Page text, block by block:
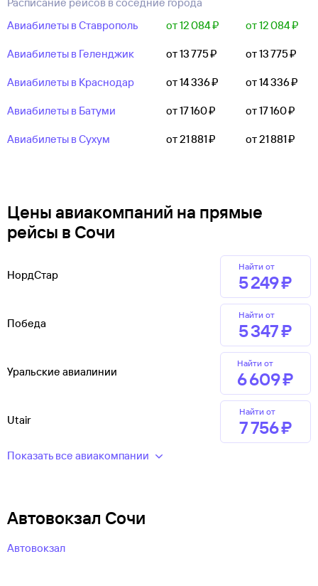
Расписание рейсов в соседние города
Авиабилеты в Ставрополь
от 12 ⁠084 ⁠₽ от 12 ⁠084 ⁠₽
Авиабилеты в Геленджик от 13 ⁠775 ⁠₽ от 13 ⁠775 ⁠₽
Авиабилеты в Краснодар от 14 ⁠336 ⁠₽ от 14 ⁠336 ⁠₽
Авиабилеты в Батуми от 17 ⁠160 ⁠₽ от 17 ⁠160 ⁠₽
Авиабилеты в Сухум от 21 ⁠881 ⁠₽ от 21 ⁠881 ⁠₽
Цены авиакомпаний на прямые
рейсы в Сочи
НордСтар
Найти от
5 ⁠249 ⁠₽
Победа
Найти от
5 ⁠347 ⁠₽
Уральские авиалинии
Найти от
6 ⁠609 ⁠₽
Utair
Найти от
7 ⁠756 ⁠₽
Показать все авиакомпании
Автовокзал Сочи
Автовокзал